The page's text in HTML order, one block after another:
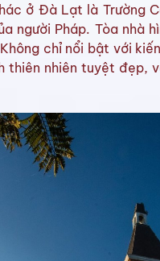
ở Đà Lạt là Trường
người Pháp. Tòa nhà
chỉ nổi bật với
nhiên tuyệt đẹp,